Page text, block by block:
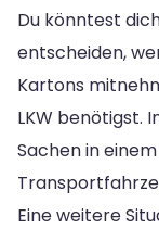
Du könntest
entscheiden,
Kartons
LKW benötigst.
Sachen in
Eine weitere